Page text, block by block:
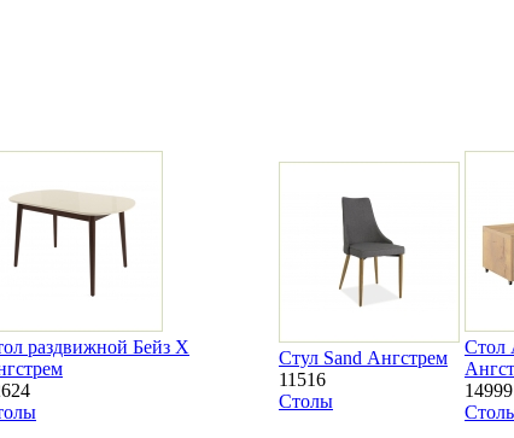
раздвижной Бейз Х
Стул Sand Ангстрем
11516
Столы
Стол
14999